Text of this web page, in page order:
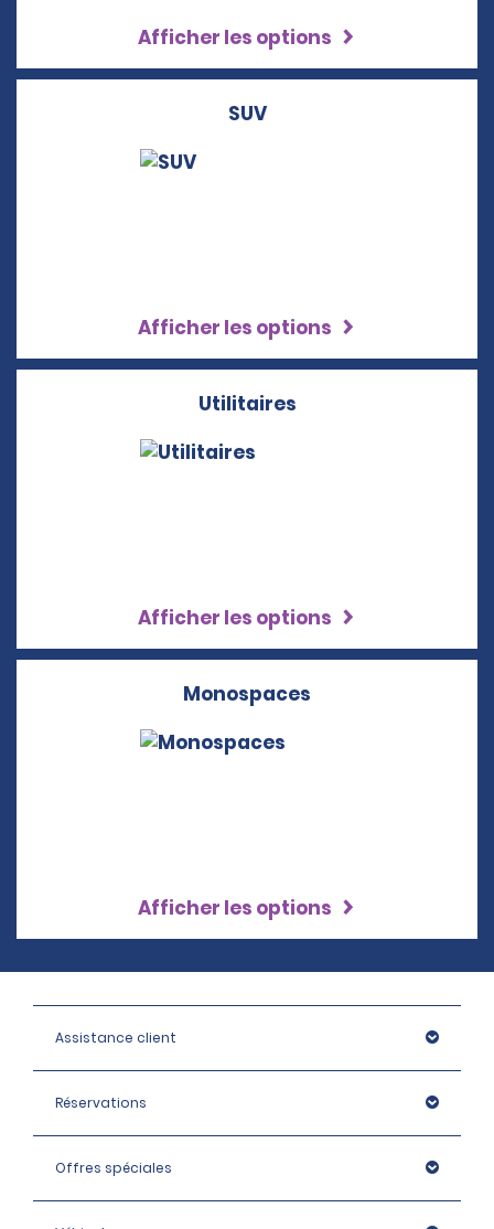
Afficher les options
SUV
Afficher les options
Utilitaires
Afficher les options
Monospaces
Afficher les options
Assistance client
Réservations
Offres spéciales